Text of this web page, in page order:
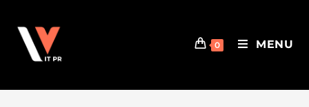
0 MENU